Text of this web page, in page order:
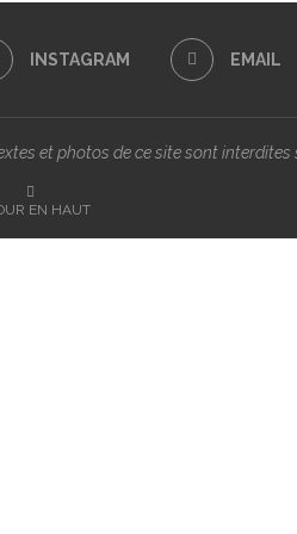
INSTAGRAM EMAIL
et photos de ce site sont
EN HAUT